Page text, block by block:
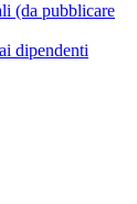
(da pubblicare
dipendenti